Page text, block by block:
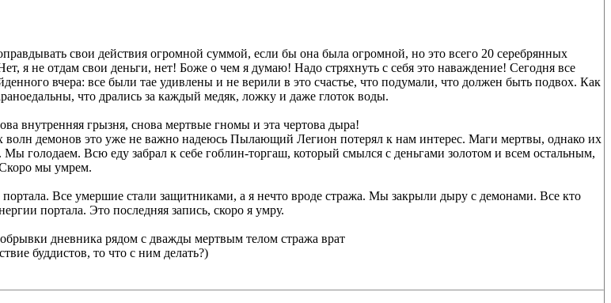
свои действия огромной суммой, если бы она была огромной, но это всего 20 серебрянных
я не отдам свои деньги, нет! Боже о чем я думаю! Надо стряхнуть с себя это наваждение! Сегодня все
вчера: все были тае удивлены и не верили в это счастье, что подумали, что должен быть подвох. Как
что дрались за каждый медяк, ложку и даже глоток воды.
внутренняя грызня, снова мертвые гномы и эта чертова дыра!
волн демонов это уже не важно надеюсь Пылающий Легион потерял к нам интерес. Маги мертвы, однако их
голодаем. Всю еду забрал к себе гоблин-торгаш, который смылся с деньгами золотом и всем остальным,
мы умрем.
портала. Все умершие стали защитниками, а я нечто вроде стража. Мы закрыли дыру с демонами. Все кто
портала. Это последняя запись, скоро я умру.
дневника рядом с дважды мертвым телом стража врат
буддистов, то что с ним делать?)